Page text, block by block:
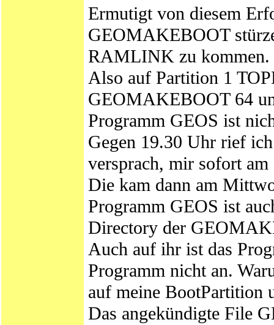
Ermutigt von diesem
GEOMAKEBOOT
RAMLINK zu kommen.
Also auf Partition 1
GEOMAKEBOOT 64
Programm GEOS ist
Gegen 19.30 Uhr rief
versprach, mir sofort
Die kam dann am
Programm GEOS ist
Directory der
Auch auf ihr ist das
Programm nicht an.
auf meine BootPartition
Das angekündigte File